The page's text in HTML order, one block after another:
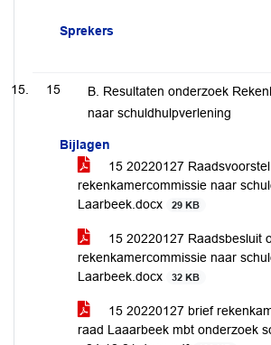
Sprekers
15
B. Resultaten onderzoek
naar schuldhulpverlening
Bijlagen
15 20220127
rekenkamercommissie naar
Laarbeek.docx
29 KB
15 20220127 Raadsbesluit
rekenkamercommissie naar
Laarbeek.docx
32 KB
15 20220127 brief
raad Laaarbeek mbt onderzoek